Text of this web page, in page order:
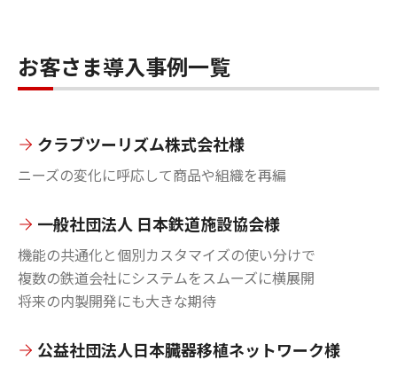
お客さま導入事例一覧
クラブツーリズム株式会社様
ニーズの変化に呼応して商品や組織を再編
一般社団法人 日本鉄道施設協会様
機能の共通化と個別カスタマイズの使い分けで
複数の鉄道会社にシステムをスムーズに横展開
将来の内製開発にも大きな期待
公益社団法人日本臓器移植ネットワーク様